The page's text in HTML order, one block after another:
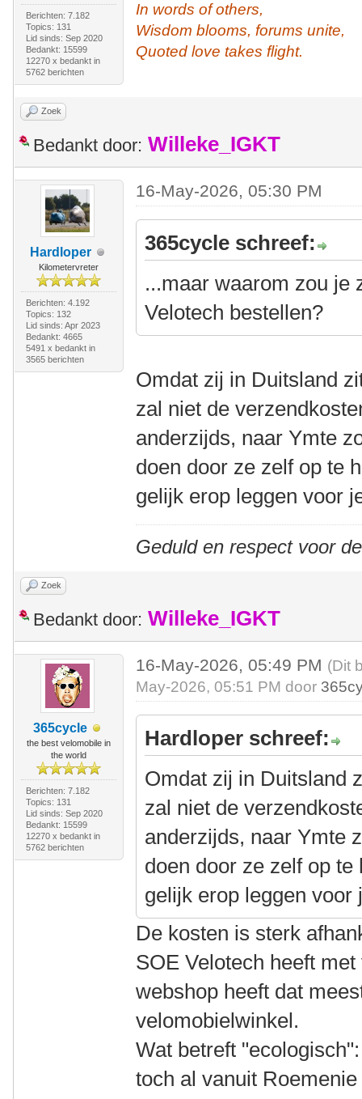
Berichten: 7.182
Topics: 131
Lid sinds: Sep 2020
Bedankt: 15599
12270 x bedankt in
5762 berichten
In words of others,
Wisdom blooms, forums unite,
Quoted love takes flight.
Zoek
Bedankt door: Willeke_IGKT
Hardloper
Kilometervreter
Berichten: 4.192
Topics: 132
Lid sinds: Apr 2023
Bedankt: 4665
5491 x bedankt in
3565 berichten
16-May-2026, 05:30 PM
365cycle schreef:
...maar waarom zou je
Velotech bestellen?
Omdat zij in Duitsland
zal niet de
anderzijds, naar Ymte
doen door ze zelf op te
gelijk erop leggen voor
Geduld en respect voor
Zoek
Bedankt door: Willeke_IGKT
365cycle
the best velomobile in
the world
Berichten: 7.182
Topics: 131
Lid sinds: Sep 2020
Bedankt: 15599
12270 x bedankt in
5762 berichten
16-May-2026, 05:49 PM (Dit
May-2026, 05:51 PM door
Hardloper schreef:
Omdat zij in Duitsland
zal niet de
anderzijds, naar Ymte
doen door ze zelf op
gelijk erop leggen voor
De kosten is sterk
SOE Velotech heeft
webshop heeft dat
velomobielwinkel.
Wat betreft
toch al vanuit